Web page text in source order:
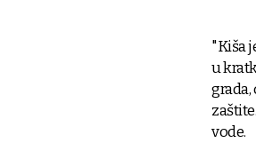
"Kiša
u
vode.